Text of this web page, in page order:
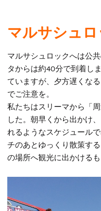
マルサシュ
マルサシュロックへは公
タからは約40分で到着し
ていますが、夕方遅くな
でご注意を。
私たちはスリーマから「
した。朝早くから出かけ
れるようなスケジュール
チのあとゆっくり散策す
の場所へ観光に出かけるも